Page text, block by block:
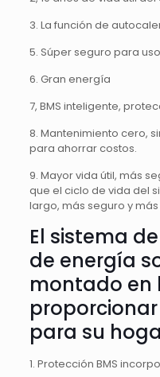
3. La función de
5. Súper seguro para
6. Gran energía
7, BMS inteligente,
8. Mantenimiento cero,
para ahorrar costos.
9. Mayor vida útil, más
que el ciclo de vida del
largo, más seguro y
El sistema
de energía
montado en
para su
1. Protección BMS